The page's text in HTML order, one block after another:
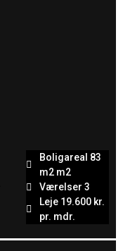
Boligareal 83
m2 m2
Værelser 3
Leje 19.600 kr.
pr. mdr.